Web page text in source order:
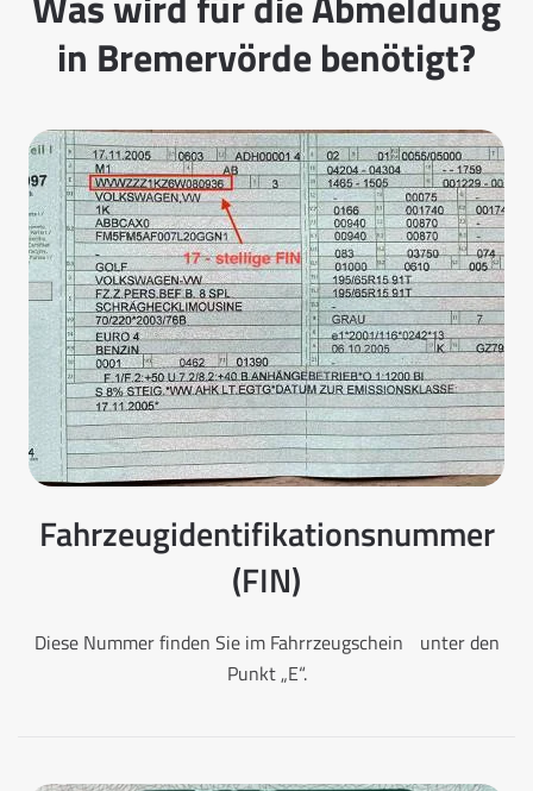
in Bremervörde benötigt?
Fahrzeugidentifikationsnummer
(FIN)
Diese Nummer finden Sie im Fahrrzeugschein unter den
Punkt „E“.